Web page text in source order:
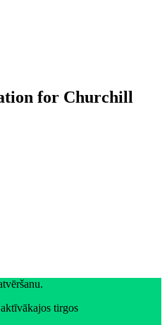
for Churchill
tirgos